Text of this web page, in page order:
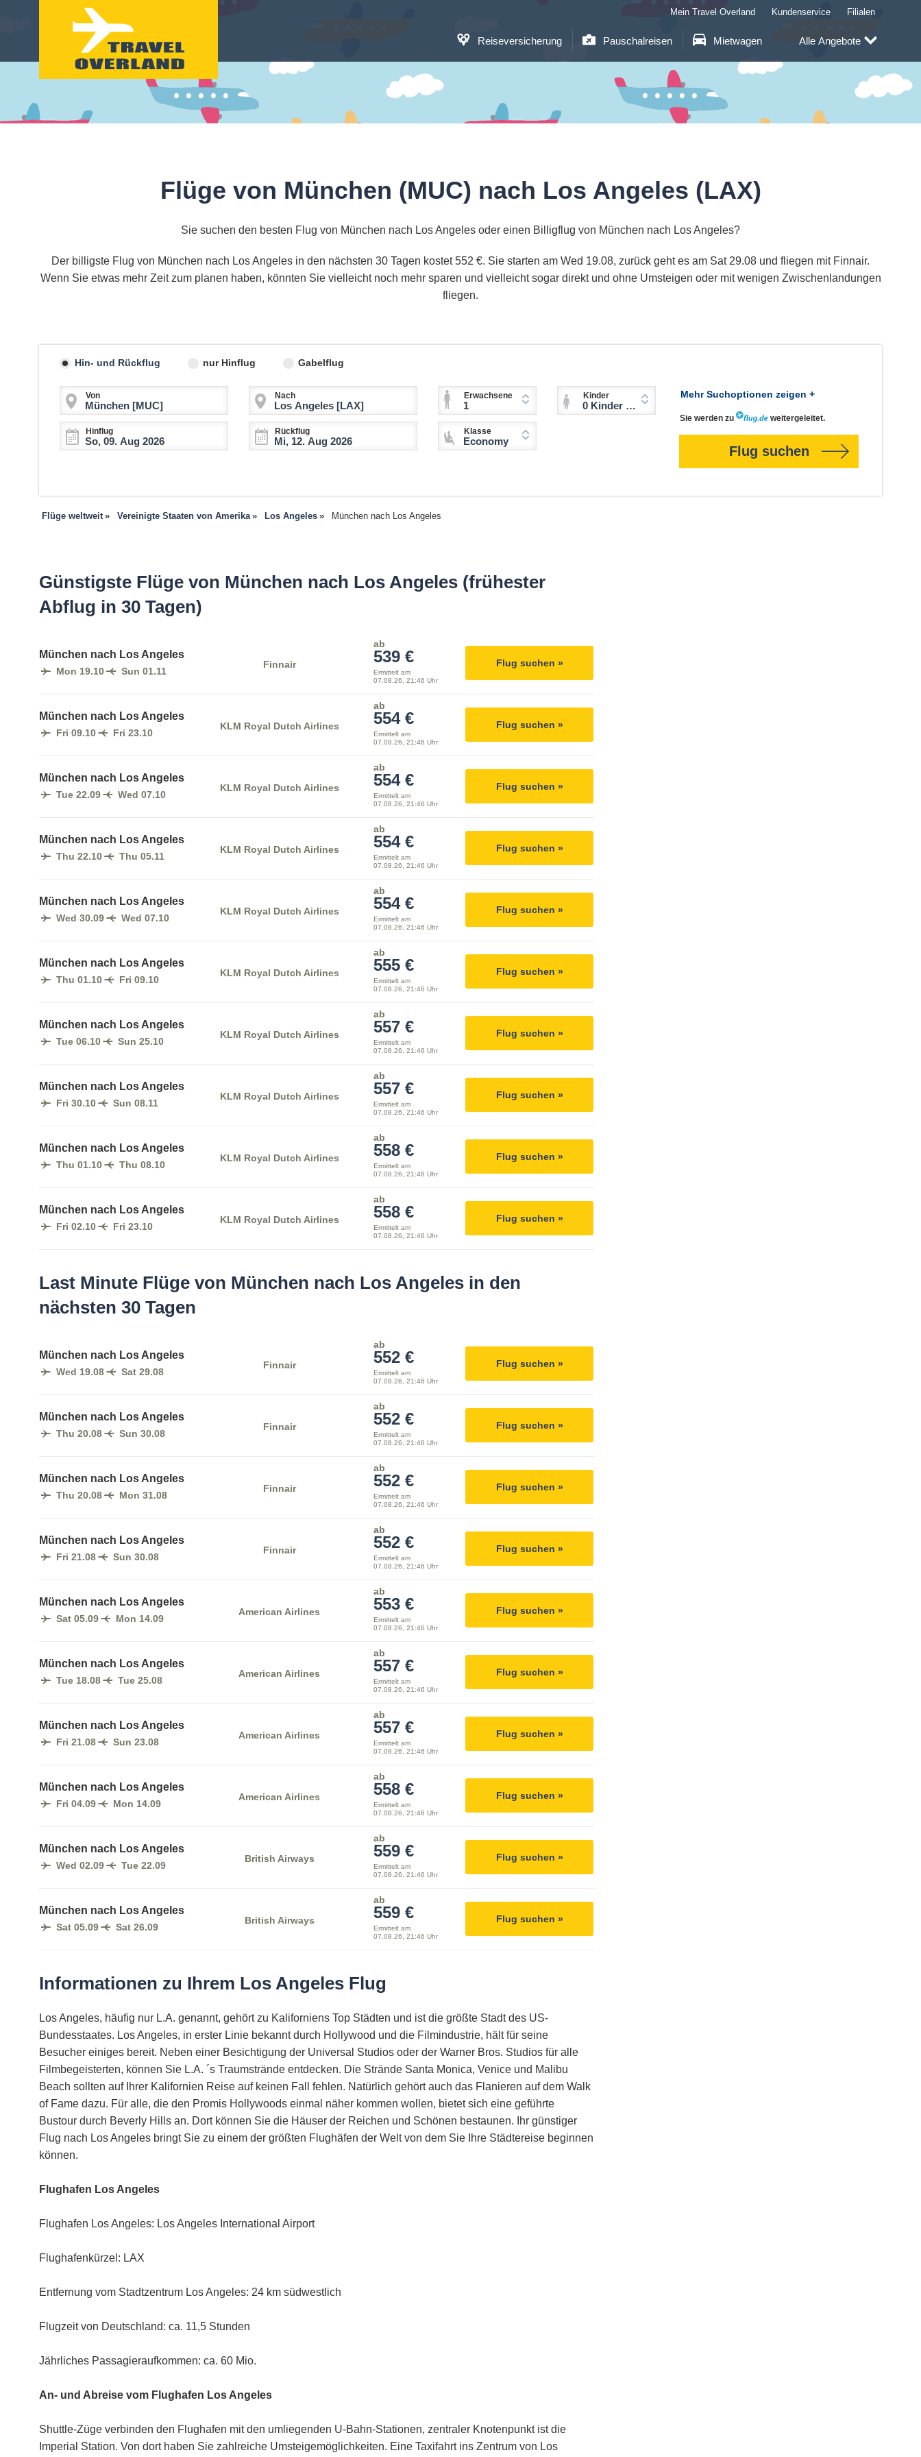
Reiseversicherung Pauschalreisen Mietwagen
Mein Travel Overland Kundenservice Filialen
Alle Angebote
Flüge von München (MUC) nach Los Angeles (LAX)
Sie suchen den besten Flug von München nach Los Angeles oder einen Billigflug von München nach Los Angeles?
Der billigste Flug von München nach Los Angeles in den nächsten 30 Tagen kostet 552 €. Sie starten am Wed 19.08, zurück geht es am Sat 29.08 und fliegen mit Finnair.
Wenn Sie etwas mehr Zeit zum planen haben, könnten Sie vielleicht noch mehr sparen und vielleicht sogar direkt und ohne Umsteigen oder mit wenigen Zwischenlandungen
fliegen.
Hin- und Rückflug nur Hinflug Gabelflug
Von Nach
Hinflug Rückflug
Erwachsene
1
Kinder
0 Kinder (2-11 Jahre)
Klasse
Economy
Mehr Suchoptionen zeigen +
Sie werden zu weitergeleitet.
Flug suchen
Flüge weltweit Vereinigte Staaten von Amerika Los Angeles München nach Los Angeles
Günstigste Flüge von München nach Los Angeles (frühester
Abflug in 30 Tagen)
München nach Los Angeles
Mon 19.10 Sun 01.11
Finnair
ab
539 €
Ermittelt am
07.08.26, 21:46 Uhr
Flug suchen »
München nach Los Angeles
Fri 09.10 Fri 23.10
KLM Royal Dutch Airlines
ab
554 €
Ermittelt am
07.08.26, 21:46 Uhr
Flug suchen »
München nach Los Angeles
Tue 22.09 Wed 07.10
KLM Royal Dutch Airlines
ab
554 €
Ermittelt am
07.08.26, 21:46 Uhr
Flug suchen »
München nach Los Angeles
Thu 22.10 Thu 05.11
KLM Royal Dutch Airlines
ab
554 €
Ermittelt am
07.08.26, 21:46 Uhr
Flug suchen »
München nach Los Angeles
Wed 30.09 Wed 07.10
KLM Royal Dutch Airlines
ab
554 €
Ermittelt am
07.08.26, 21:46 Uhr
Flug suchen »
München nach Los Angeles
Thu 01.10 Fri 09.10
KLM Royal Dutch Airlines
ab
555 €
Ermittelt am
07.08.26, 21:46 Uhr
Flug suchen »
München nach Los Angeles
Tue 06.10 Sun 25.10
KLM Royal Dutch Airlines
ab
557 €
Ermittelt am
07.08.26, 21:46 Uhr
Flug suchen »
München nach Los Angeles
Fri 30.10 Sun 08.11
KLM Royal Dutch Airlines
ab
557 €
Ermittelt am
07.08.26, 21:46 Uhr
Flug suchen »
München nach Los Angeles
Thu 01.10 Thu 08.10
KLM Royal Dutch Airlines
ab
558 €
Ermittelt am
07.08.26, 21:46 Uhr
Flug suchen »
München nach Los Angeles
Fri 02.10 Fri 23.10
KLM Royal Dutch Airlines
ab
558 €
Ermittelt am
07.08.26, 21:46 Uhr
Flug suchen »
Last Minute Flüge von München nach Los Angeles in den
nächsten 30 Tagen
München nach Los Angeles
Wed 19.08 Sat 29.08
Finnair
ab
552 €
Ermittelt am
07.08.26, 21:46 Uhr
Flug suchen »
München nach Los Angeles
Thu 20.08 Sun 30.08
Finnair
ab
552 €
Ermittelt am
07.08.26, 21:46 Uhr
Flug suchen »
München nach Los Angeles
Thu 20.08 Mon 31.08
Finnair
ab
552 €
Ermittelt am
07.08.26, 21:46 Uhr
Flug suchen »
München nach Los Angeles
Fri 21.08 Sun 30.08
Finnair
ab
552 €
Ermittelt am
07.08.26, 21:46 Uhr
Flug suchen »
München nach Los Angeles
Sat 05.09 Mon 14.09
American Airlines
ab
553 €
Ermittelt am
07.08.26, 21:46 Uhr
Flug suchen »
München nach Los Angeles
Tue 18.08 Tue 25.08
American Airlines
ab
557 €
Ermittelt am
07.08.26, 21:46 Uhr
Flug suchen »
München nach Los Angeles
Fri 21.08 Sun 23.08
American Airlines
ab
557 €
Ermittelt am
07.08.26, 21:46 Uhr
Flug suchen »
München nach Los Angeles
Fri 04.09 Mon 14.09
American Airlines
ab
558 €
Ermittelt am
07.08.26, 21:46 Uhr
Flug suchen »
München nach Los Angeles
Wed 02.09 Tue 22.09
British Airways
ab
559 €
Ermittelt am
07.08.26, 21:46 Uhr
Flug suchen »
München nach Los Angeles
Sat 05.09 Sat 26.09
British Airways
ab
559 €
Ermittelt am
07.08.26, 21:46 Uhr
Flug suchen »
Informationen zu Ihrem Los Angeles Flug
Los Angeles, häufig nur L.A. genannt, gehört zu Kaliforniens Top Städten und ist die größte Stadt des US-
Bundesstaates. Los Angeles, in erster Linie bekannt durch Hollywood und die Filmindustrie, hält für seine
Besucher einiges bereit. Neben einer Besichtigung der Universal Studios oder der Warner Bros. Studios für alle
Filmbegeisterten, können Sie L.A. ´s Traumstrände entdecken. Die Strände Santa Monica, Venice und Malibu
Beach sollten auf Ihrer Kalifornien Reise auf keinen Fall fehlen. Natürlich gehört auch das Flanieren auf dem Walk
of Fame dazu. Für alle, die den Promis Hollywoods einmal näher kommen wollen, bietet sich eine geführte
Bustour durch Beverly Hills an. Dort können Sie die Häuser der Reichen und Schönen bestaunen.
Ihr günstiger
Flug nach Los Angeles bringt Sie zu einem der größten Flughäfen der Welt von dem Sie Ihre Städtereise beginnen
können.
Flughafen Los Angeles
Flughafen Los Angeles: Los Angeles International Airport
Flughafenkürzel: LAX
Entfernung vom Stadtzentrum Los Angeles: 24 km südwestlich
Flugzeit von Deutschland: ca. 11,5 Stunden
Jährliches Passagieraufkommen: ca. 60 Mio.
An- und Abreise vom Flughafen Los Angeles
Shuttle-Züge verbinden den Flughafen mit den umliegenden U-Bahn-Stationen, zentraler Knotenpunkt ist die
Imperial Station. Von dort haben Sie zahlreiche Umsteigemöglichkeiten. Eine Taxifahrt ins Zentrum von Los